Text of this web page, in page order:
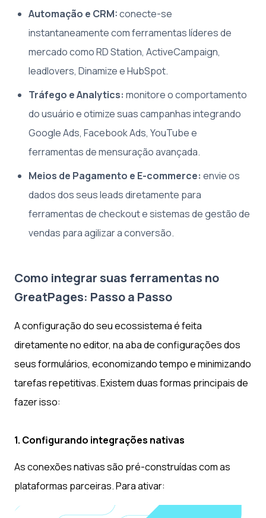
Automação e CRM:conecte-se
instantaneamente com ferramentas líderes de
mercado como RD Station, ActiveCampaign,
leadlovers, Dinamize e HubSpot.
Tráfego e Analytics: monitore o comportamento
do usuário e otimize suas campanhas integrando
Google Ads, Facebook Ads, YouTube e
ferramentas de mensuração avançada.
Meios de Pagamento e E-commerce: envie os
dados dos seus leads diretamente para
ferramentas de checkout e sistemas de gestão de
vendas para agilizar a conversão.
Como integrar suas ferramentas no
GreatPages: Passo a Passo
A configuração do seu ecossistema é feita
diretamente no editor, na aba de configurações dos
seus formulários, economizando tempo e minimizando
tarefas repetitivas. Existem duas formas principais de
fazer isso:
1. Configurando integrações nativas
As conexões nativas são pré-construídas com as
plataformas parceiras. Para ativar: